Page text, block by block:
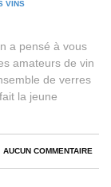
VINS
a pensé à vous
amateurs de vin
de verres
la jeune
AUCUN COMMENTAIRE